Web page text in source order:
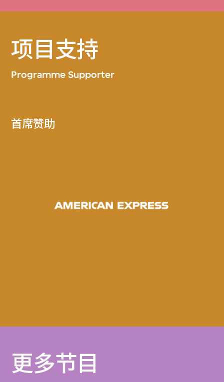
项目支持
Programme Supporter
首席赞助
更多节目